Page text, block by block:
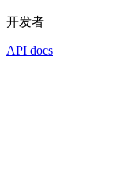
开发者
API docs